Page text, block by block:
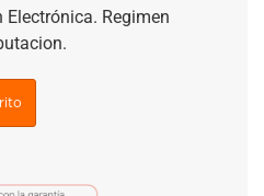
Regimen